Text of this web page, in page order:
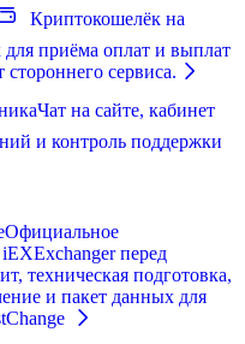
Криптокошелёк на
приёма оплат и выплат
стороннего сервиса.
Чат на сайте, кабинет
и контроль поддержки
Официальное
перед
техническая подготовка,
и пакет данных для